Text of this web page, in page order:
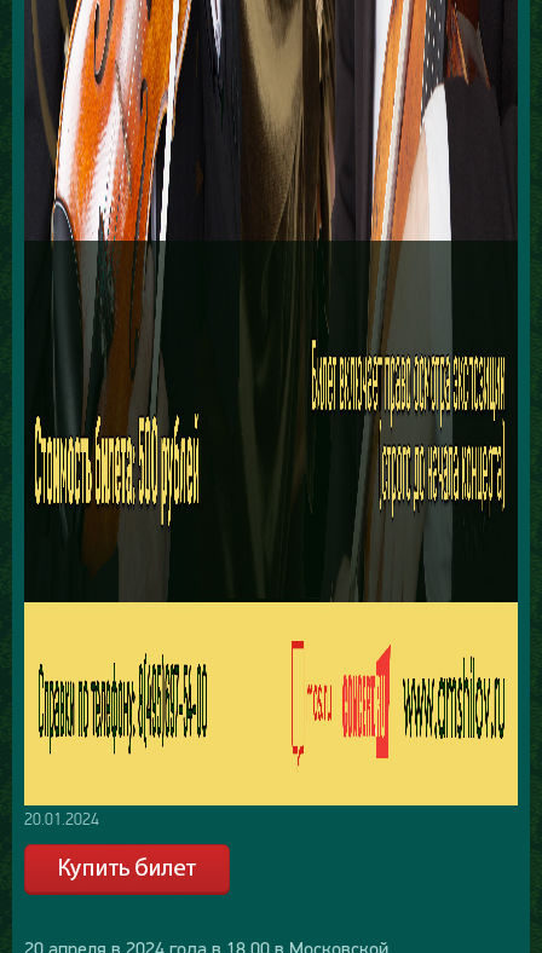
20.01.2024
20 апреля в 2024 года в 18.00 в Московской